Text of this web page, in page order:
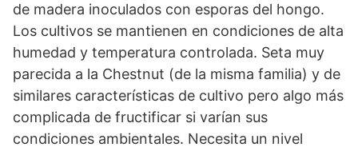
de madera inoculados con esporas del hongo.
Los cultivos se mantienen en condiciones de alta
humedad y temperatura controlada. Seta muy
parecida a la Chestnut (de la misma familia) y de
similares características de cultivo pero algo más
complicada de fructificar si varían sus
condiciones ambientales. Necesita un nivel